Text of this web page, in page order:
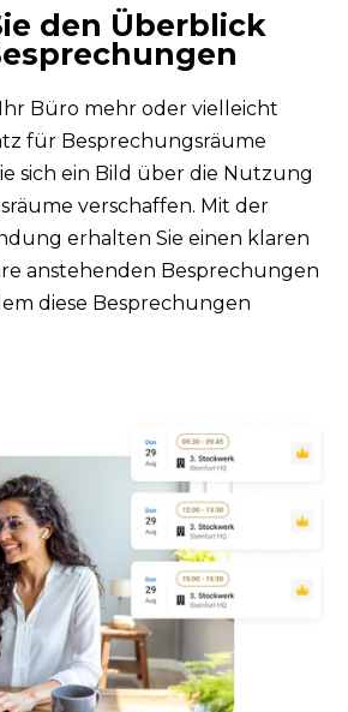
den Überblick
Büro mehr oder vielleicht
für Besprechungsräume
sich ein Bild über die Nutzung
verschaffen. Mit der
erhalten Sie einen klaren
anstehenden Besprechungen
diese Besprechungen